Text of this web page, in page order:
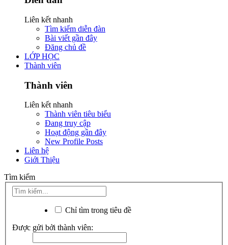
Liên kết nhanh
Tìm kiếm diễn đàn
Bài viết gần đây
Đăng chủ đề
LỚP HỌC
Thành viên
Thành viên
Liên kết nhanh
Thành viên tiêu biểu
Đang truy cập
Hoạt động gần đây
New Profile Posts
Liên hệ
Giới Thiệu
Tìm kiếm
Chỉ tìm trong tiêu đề
Được gửi bởi thành viên: